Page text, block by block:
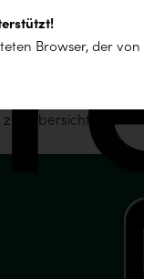
zur Übersicht
Browser, der